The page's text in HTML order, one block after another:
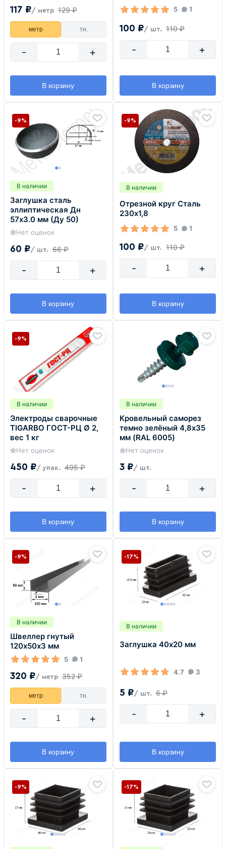
117 ₽/ метр 129 ₽
метр тн.
- +
В корзину
5 1
100 ₽/ шт. 110 ₽
- +
В корзину
В наличии
Заглушка сталь
эллиптическая Дн
57х3.0 мм (Ду 50)
Нет оценок
60 ₽/ шт. 66 ₽
-9%
- +
В корзину
В наличии
Отрезной круг Сталь
230х1,8
5 1
100 ₽/ шт. 110 ₽
-9%
- +
В корзину
В наличии
Электроды сварочные
TIGARBO ГОСТ-РЦ Ø 2,
вес 1 кг
Нет оценок
450 ₽/ упак. 495 ₽
-9%
- +
В корзину
В наличии
Кровельный саморез
темно зелёный 4,8х35
мм (RAL 6005)
Нет оценок
3 ₽/ шт.
- +
В корзину
В наличии
Швеллер гнутый
120х50х3 мм
5 1
320 ₽/ метр 352 ₽
-9%
метр тн.
- +
В корзину
В наличии
Заглушка 40х20 мм
4.7 3
5 ₽/ шт. 6 ₽
-17%
- +
В корзину
-9% -17%